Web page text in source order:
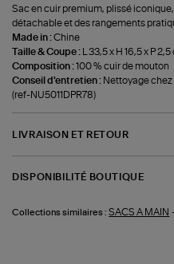
Sac en cuir premium, plissé
détachable et des rangements
Made in :Chine
Taille & Coupe :
L 33,5 x H 16,5 x P
Composition :100 % cuir de mouton
Conseil d'entretien : Nettoyage chez
(ref-NU5011DPR78)
LIVRAISON ET RETOUR
DISPONIBILITÉ BOUTIQUE
Collections similaires : SACS A MAIN